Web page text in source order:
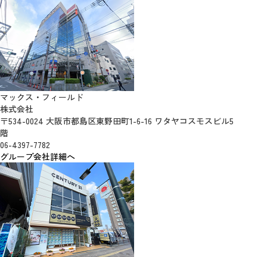
マックス・フィールド
株式会社
〒534-0024 大阪市都島区東野田町1-6-16 ワタヤコスモスビル5
階
06-4397-7782
グループ会社詳細へ